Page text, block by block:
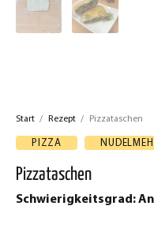
Start / Rezept / Pizzataschen
PIZZA
Pizzataschen
Schwierigkeitsgrad: